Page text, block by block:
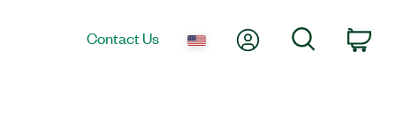
Contact Us My AccountSearch